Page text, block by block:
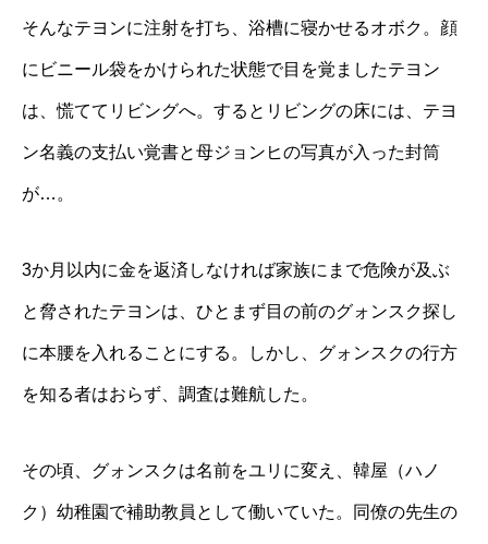
そんなテヨンに注射を打ち、浴槽に寝かせるオボク。顔
にビニール袋をかけられた状態で目を覚ましたテヨン
は、慌ててリビングへ。するとリビングの床には、テヨ
ン名義の支払い覚書と母ジョンヒの写真が入った封筒
が…。
3か月以内に金を返済しなければ家族にまで危険が及ぶ
と脅されたテヨンは、ひとまず目の前のグォンスク探し
に本腰を入れることにする。しかし、グォンスクの行方
を知る者はおらず、調査は難航した。
その頃、グォンスクは名前をユリに変え、韓屋（ハノ
ク）幼稚園で補助教員として働いていた。同僚の先生の